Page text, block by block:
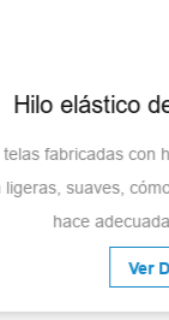
tejer.
nailon para tejer
lo que las